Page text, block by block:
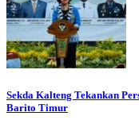
Sekda Kalteng Tekankan
Barito Timur